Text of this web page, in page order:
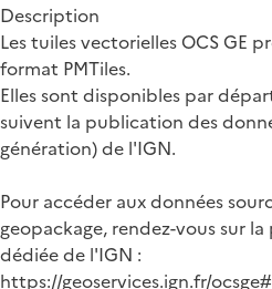
Description
Les tuiles vectorielles OCS GE
format PMTiles.
Elles sont disponibles par
suivent la publication des
génération) de l'IGN.
Pour accéder aux données
geopackage, rendez-vous sur
dédiée de l'IGN :
https://geoservices.ign.fr/